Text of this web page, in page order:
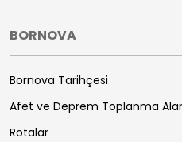
BORNOVA
Bornova Tarihçesi
Afet ve Deprem Toplanma
Rotalar